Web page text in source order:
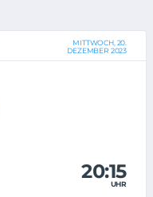
MITTWOCH, 20.
DEZEMBER 2023
20:15
UHR